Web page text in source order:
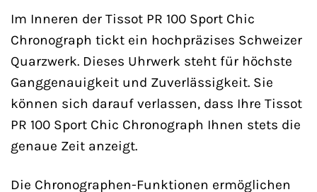
Im Inneren der Tissot PR 100 Sport Chic
Chronograph tickt ein hochpräzises Schweizer
Quarzwerk. Dieses Uhrwerk steht für höchste
Ganggenauigkeit und Zuverlässigkeit. Sie
können sich darauf verlassen, dass Ihre Tissot
PR 100 Sport Chic Chronograph Ihnen stets die
genaue Zeit anzeigt.
Die Chronographen-Funktionen ermöglichen